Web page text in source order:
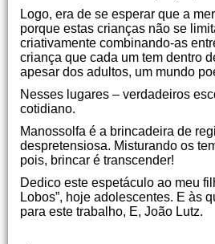
Logo, era de se esperar que a
porque estas crianças não se
criativamente combinando-as
criança que cada um tem dentro
apesar dos adultos, um mundo
Nesses lugares – verdadeiros
cotidiano.
Manossolfa é a brincadeira de
despretensiosa. Misturando os
pois, brincar é transcender!
Dedico este espetáculo ao meu
Lobos”, hoje adolescentes. E às
para este trabalho, E, João Lutz.